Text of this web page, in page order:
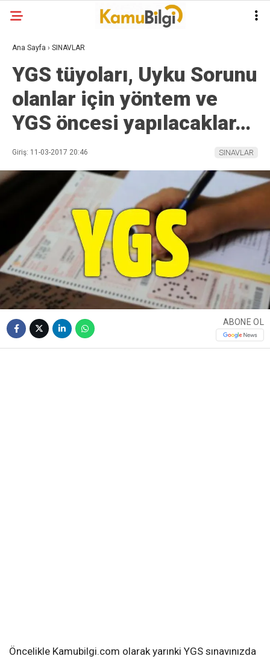
Ana Sayfa › SINAVLAR
YGS tüyoları, Uyku Sorunu
olanlar için yöntem ve
YGS öncesi yapılacaklar…
Giriş: 11-03-2017 20:46 SINAVLAR
ABONE OL
Öncelikle Kamubilgi.com olarak yarınki YGS sınavınızda